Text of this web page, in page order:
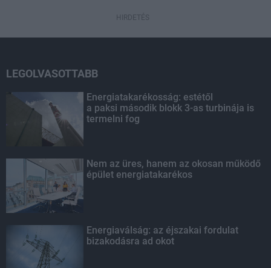
HIRDETÉS
LEGOLVASOTTABB
Energiatakarékosság: estétől
a paksi második blokk 3-as turbinája is
termelni fog
Nem az üres, hanem az okosan működő
épület energiatakarékos
Energiaválság: az éjszakai fordulat
bizakodásra ad okot